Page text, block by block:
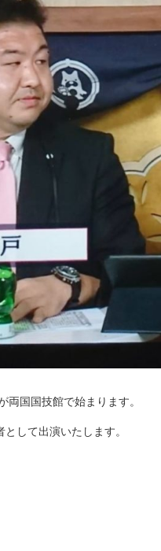
国国技館で始まります。
して出演いたします。